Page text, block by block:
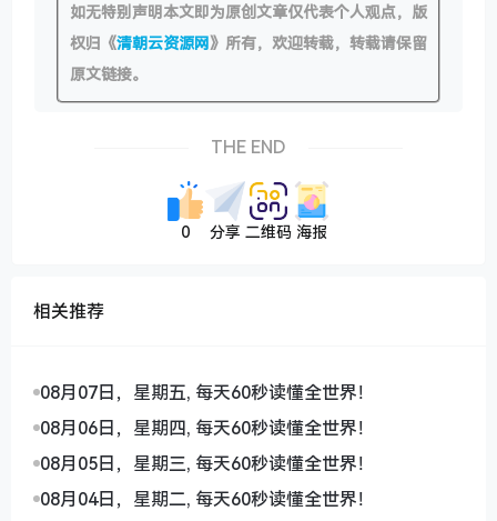
如无特别声明本文即为原创文章仅代表个人观点，版
权归《清朝云资源网》所有，欢迎转载，转载请保留
原文链接。
THE END
0 分享 二维码 海报
相关推荐
08月07日，星期五, 每天60秒读懂全世界！
08月06日，星期四, 每天60秒读懂全世界！
08月05日，星期三, 每天60秒读懂全世界！
08月04日，星期二, 每天60秒读懂全世界！